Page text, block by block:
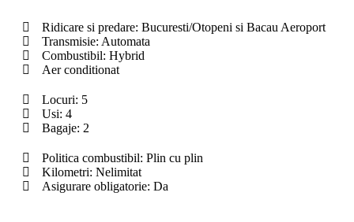
Ridicare si predare: Bucuresti/Otopeni si Bacau Aeroport
Transmisie: Automata
Combustibil: Hybrid
Aer conditionat
Locuri: 5
Usi: 4
Bagaje: 2
Politica combustibil: Plin cu plin
Kilometri: Nelimitat
Asigurare obligatorie: Da